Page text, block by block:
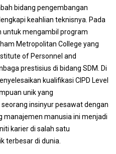
bidang pengembangan
keahlian teknisnya. Pada
untuk mengambil program
Metropolitan College yang
of Personnel and
prestisius di bidang SDM. Di
kualifikasi CIPD Level
unik yang
insinyur pesawat dengan
manusia ini menjadi
karier di salah satu
terbesar di dunia.